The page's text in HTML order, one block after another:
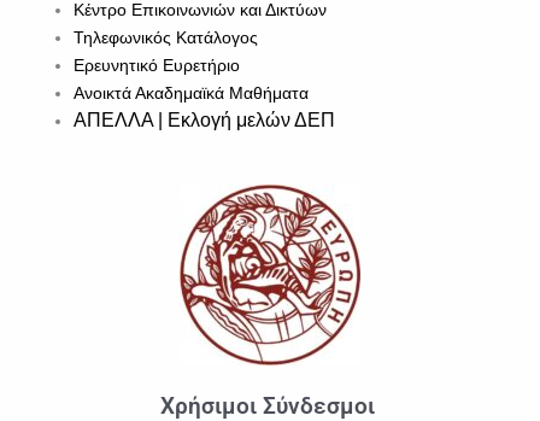
Κέντρο Επικοινωνιών και Δικτύων
Τηλεφωνικός Κατάλογος
Ερευνητικό Ευρετήριο
Ανοικτά Ακαδημαϊκά Μαθήματα
ΑΠΕΛΛΑ | Εκλογή μελών ΔΕΠ
Χρήσιμοι Σύνδεσμοι